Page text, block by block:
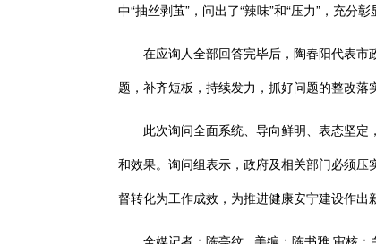
中“抽丝剥茧”，问出了“辣味”和“压力”，充分
在应询人全部回答完毕后，陶春阳代表市
题，补齐短板，持续发力，抓好问题的整改落
此次询问全面系统、导向鲜明、表态坚定
和效果。询问组表示，政府及相关部门必须
督转化为工作成效，为推进健康安宁建设作出
全媒记者：陈亭纹 美编：陈书雅 审核：